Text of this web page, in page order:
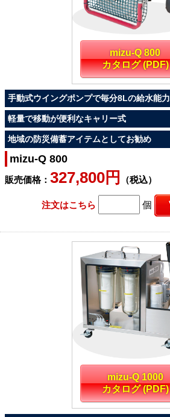
mizu-Q 800
カタログ (PDF)
手動式ウイングポンプで毎分8Lの給水能力
軽量で移動が便利なキャリー式
地域の防災備蓄アイテムとしてお勧め
mizu-Q 800
販売価格： 327,800円 （税込）
注文はこちら 個
mizu-Q 1000
カタログ (PDF)